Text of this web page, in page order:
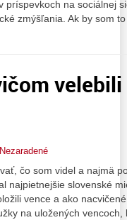
príspevkoch na sociálnej
zmýšľania. Ak by som
Nezaradené
čo som videl a najmä
najpietnejšie slovenské
vence a ako
na uložených